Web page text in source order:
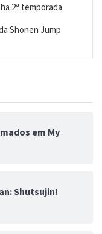
2ª temporada
Shonen Jump
em My
Shutsujin!